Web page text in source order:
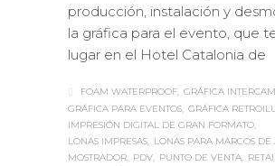
producción, instalación y
la gráfica para el evento, que
lugar en el Hotel Catalonia de
FOAM WATERPROOF GRÁFICA
GRÁFICA PARA EVENTOS GRÁFICA
IMPRESIÓN DIGITAL DE GRAN FORMATO
LONAS IMPRESAS
LONAS PARA MARCOS
MOSTRADOR
PDV PUNTO DE VENTA